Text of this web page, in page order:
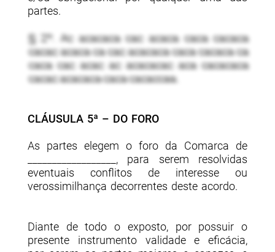
partes.
§ 2º. Ac acacaca cac acaca caca cacaca
cacac acaca ca cac acacaca caca cacaca ca
caca cac acac ac acacacac aca cacacaca
cacac acacaca caca cacaccaa.
CLÁUSULA 5ª – DO FORO
As partes elegem o foro da Comarca de
__________________, para serem resolvidas
eventuais conflitos de interesse ou
verossimilhança decorrentes deste acordo.
Diante de todo o exposto, por possuir o
presente instrumento validade e eficácia,